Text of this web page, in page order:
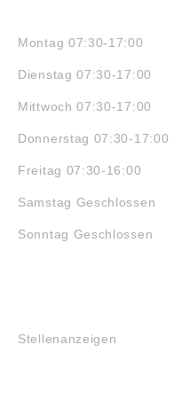
Montag 07:30-17:00
Dienstag 07:30-17:00
Mittwoch 07:30-17:00
Donnerstag 07:30-17:00
Freitag 07:30-16:00
Samstag Geschlossen
Sonntag Geschlossen
Stellenanzeigen